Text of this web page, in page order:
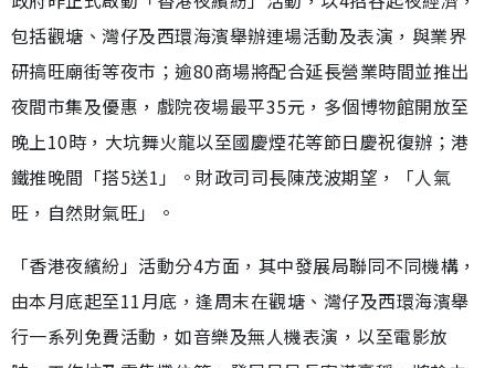
包括觀塘、灣仔及西環海濱舉辦連場活動及表演，與業界
研搞旺廟街等夜市；逾80商場將配合延長營業時間並推出
夜間市集及優惠，戲院夜場最平35元，多個博物館開放至
晚上10時，大坑舞火龍以至國慶煙花等節日慶祝復辦；港
鐵推晚間「搭5送1」。財政司司長陳茂波期望，「人氣
旺，自然財氣旺」。
「香港夜繽紛」活動分4方面，其中發展局聯同不同機構，
由本月底起至11月底，逢周末在觀塘、灣仔及西環海濱舉
行一系列免費活動，如音樂及無人機表演，以至電影放